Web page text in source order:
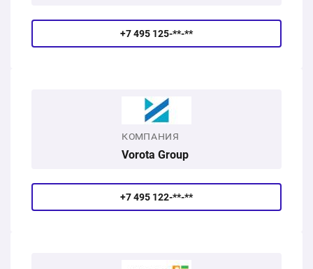
+7 495 125-**-**
КОМПАНИЯ
Vorota Group
+7 495 122-**-**